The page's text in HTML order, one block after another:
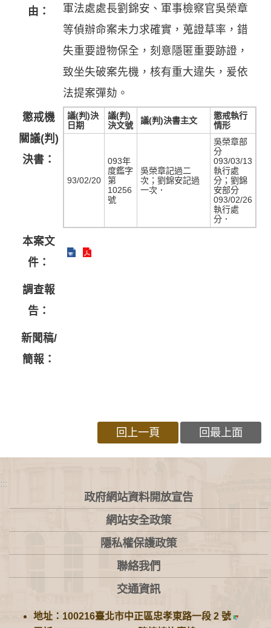
由：
軍法處處長劉錦安、軍事檢察官吳榮章
等偵辦命案未力求確實，蒐證草率，錯
失重要證物保全，刻意隱匿重要跡證，
致坐失破案先機，核有重大違失，爰依
法提案彈劾。
懲戒機
關議(判)
決書：
議(判)決
日期
議(判)
決文號
議(判)決書主文
懲戒執行
情形
93/02/20
093年
度鑑字
第
10256
號
吳榮章記過二
次；劉錦安記過
一次．
吳榮章部
分
093/03/13
執行處
分；劉錦
安部分
093/02/26
執行處
分．
本案文
件：
調查報
告：
新聞稿/
簡報：
回上一頁 回最上面
:::
政府網站資料開放宣告
網站安全政策
隱私權保護政策
聯絡我們
交通資訊
地址：100216臺北市中正區忠孝東路一段 2 號